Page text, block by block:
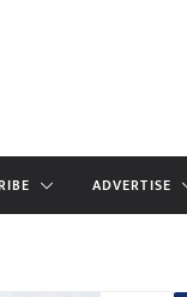
ADVERTISE